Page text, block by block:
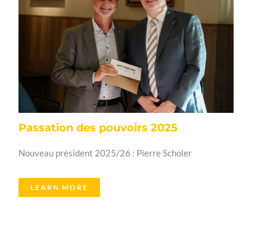
Passation des pouvoirs 2025
Nouveau président 2025/26 : Pierre Scholer
LEARN MORE